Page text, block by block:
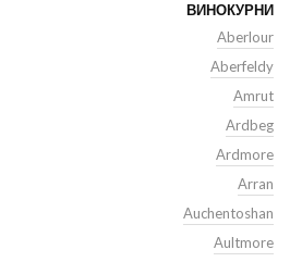
ВИНОКУРНИ
Aberlour
Aberfeldy
Amrut
Ardbeg
Ardmore
Arran
Auchentoshan
Aultmore